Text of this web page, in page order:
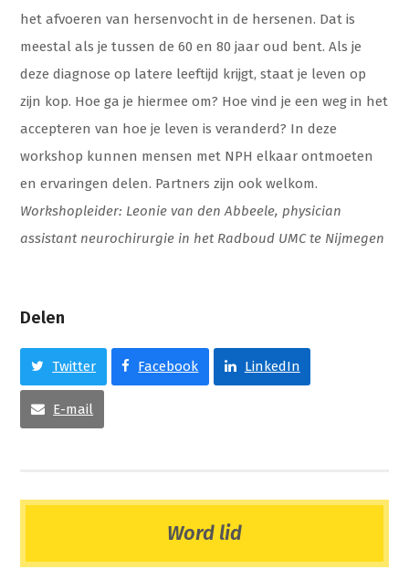
het afvoeren van hersenvocht in de hersenen. Dat is
meestal als je tussen de 60 en 80 jaar oud bent. Als je
deze diagnose op latere leeftijd krijgt, staat je leven op
zijn kop. Hoe ga je hiermee om? Hoe vind je een weg in het
accepteren van hoe je leven is veranderd? In deze
workshop kunnen mensen met NPH elkaar ontmoeten
en ervaringen delen. Partners zijn ook welkom.
Workshopleider: Leonie van den Abbeele, physician
assistant neurochirurgie in het Radboud UMC te Nijmegen
Delen
Twitter Facebook LinkedIn
E-mail
Word lid